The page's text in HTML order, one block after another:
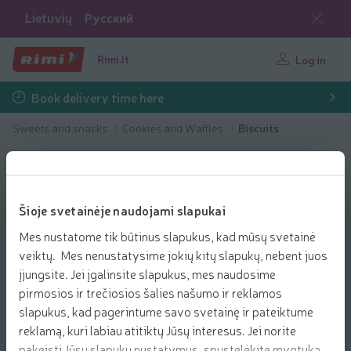
Šioje svetainėje naudojami slapukai
Mes nustatome tik būtinus slapukus, kad mūsų svetainė
veiktų. Mes nenustatysime jokių kitų slapukų, nebent juos
įjungsite. Jei įgalinsite slapukus, mes naudosime
pirmosios ir trečiosios šalies našumo ir reklamos
slapukus, kad pagerintume savo svetainę ir pateiktume
reklamą, kuri labiau atitiktų Jūsų interesus. Jei norite
Lietuvių Русский
Rimi.lt Log in
Book delivery time here
Sweets and snacks Cookies and Waffles Biscuits